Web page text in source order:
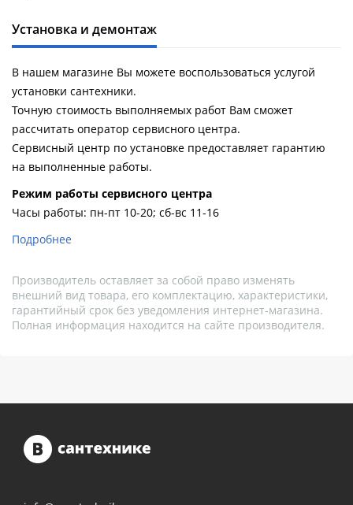
Установка и демонтаж
В нашем магазине Вы можете воспользоваться услугой
установки сантехники.
Точную стоимость выполняемых работ Вам сможет
рассчитать оператор сервисного центра.
Сервисный центр по установке предоставляет гарантию
на выполненные работы.
Pежим работы сервисного центра
Часы работы: пн-пт 10-20; сб-вс 11-16
Подробнее
Производитель оставляет за собой право изменять
внешний вид товара, его комплектацию, характеристики,
гарантийный срок без уведомления интернет-магазина.
Полная информация находится на сайте производителя.